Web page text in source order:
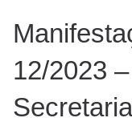
Notícias
Contato
12/2023